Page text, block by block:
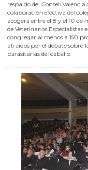
respaldo del Consell
colaboración efectiva del
acogerá entre el 8 y el 10 de
de Veterinarios Especialistas
congregar al menos a 150
atraídos por el debate sobre
parasitarias del caballo.